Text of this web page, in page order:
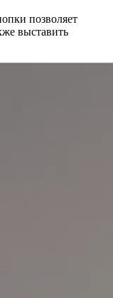
позволяет
выставить